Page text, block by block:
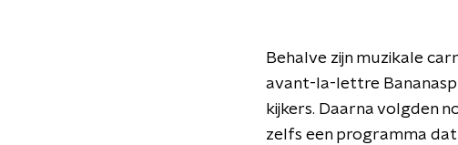
Behalve zijn muzikale
avant-la-lettre
kijkers. Daarna volgden
zelfs een programma dat